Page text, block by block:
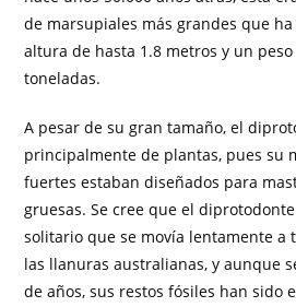
de marsupiales más grandes que
altura de hasta 1.8 metros y un
toneladas.
A pesar de su gran tamaño, el
principalmente de plantas, pues su
fuertes estaban diseñados para
gruesas. Se cree que el
solitario que se movía lentamente a
las llanuras australianas, y aunque
de años, sus restos fósiles han sido